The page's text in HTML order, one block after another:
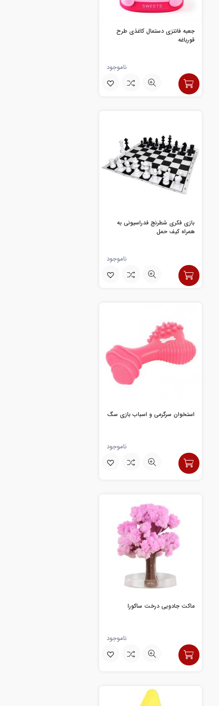
جعبه فانتزی دستمال کاغذی طرح
قورباغه
ناموجود
بازی فکری شطرنج فدراسیونی به
همراه کیف حمل
ناموجود
استخوان سرگرمی و اسباب بازی سگ
ناموجود
ماکت جادویی درخت ساکورا
ناموجود